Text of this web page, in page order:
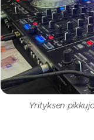
Yrityksen